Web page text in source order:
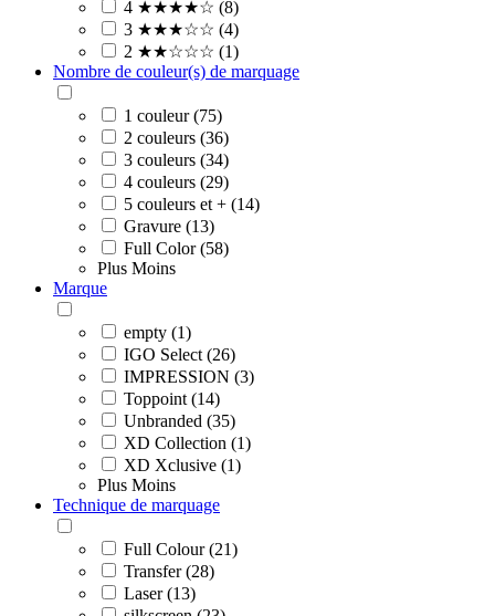
4 ★★★★☆ (8)
3 ★★★☆☆ (4)
2 ★★☆☆☆ (1)
Nombre de couleur(s) de marquage
1 couleur (75)
2 couleurs (36)
3 couleurs (34)
4 couleurs (29)
5 couleurs et + (14)
Gravure (13)
Full Color (58)
Plus Moins
Marque
empty (1)
IGO Select (26)
IMPRESSION (3)
Toppoint (14)
Unbranded (35)
XD Collection (1)
XD Xclusive (1)
Plus Moins
Technique de marquage
Full Colour (21)
Transfer (28)
Laser (13)